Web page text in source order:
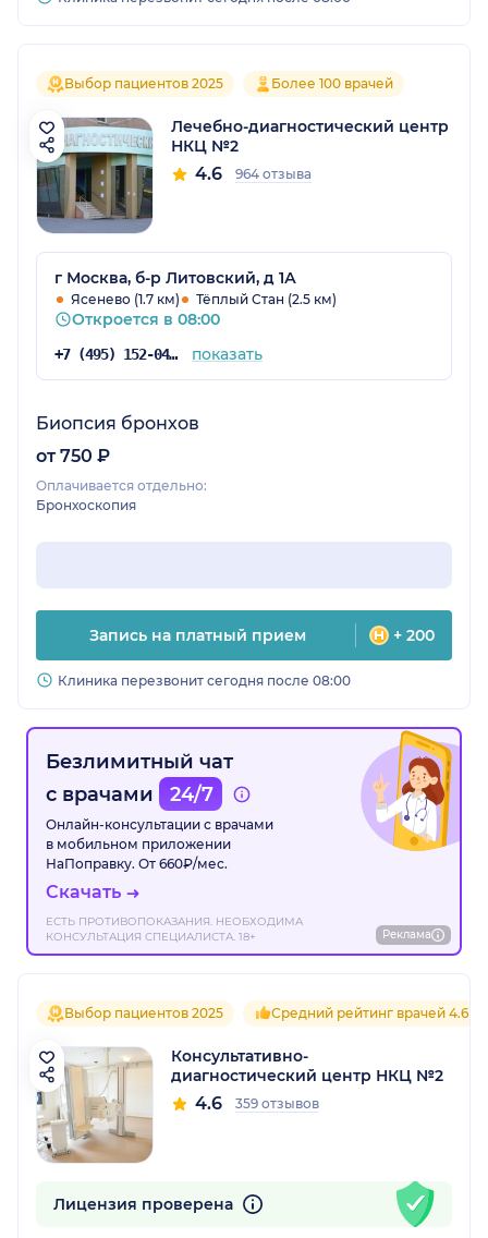
Выбор пациентов 2025 Более 100 врачей
Лечебно-диагностический центр
НКЦ №2
4.6 964 отзыва
г Москва, б-р Литовский, д 1А
Ясенево (1.7 км) Тёплый Стан (2.5 км)
Откроется в 08:00
+7 (495) 152-04-54 показать
Биопсия бронхов
от 750 ₽
Оплачивается отдельно:
Бронхоскопия
Запись на платный прием + 200
Клиника перезвонит сегодня после 08:00
Безлимитный чат
с врачами
24/7
Онлайн-консультации с врачами
в мобильном приложении
НаПоправку. От 660₽/мес.
Скачать
ЕСТЬ ПРОТИВОПОКАЗАНИЯ. НЕОБХОДИМА
КОНСУЛЬТАЦИЯ СПЕЦИАЛИСТА. 18+
Реклама
Выбор пациентов 2025 Средний рейтинг врачей 4.6
Консультативно-
диагностический центр НКЦ №2
4.6 359 отзывов
Лицензия проверена